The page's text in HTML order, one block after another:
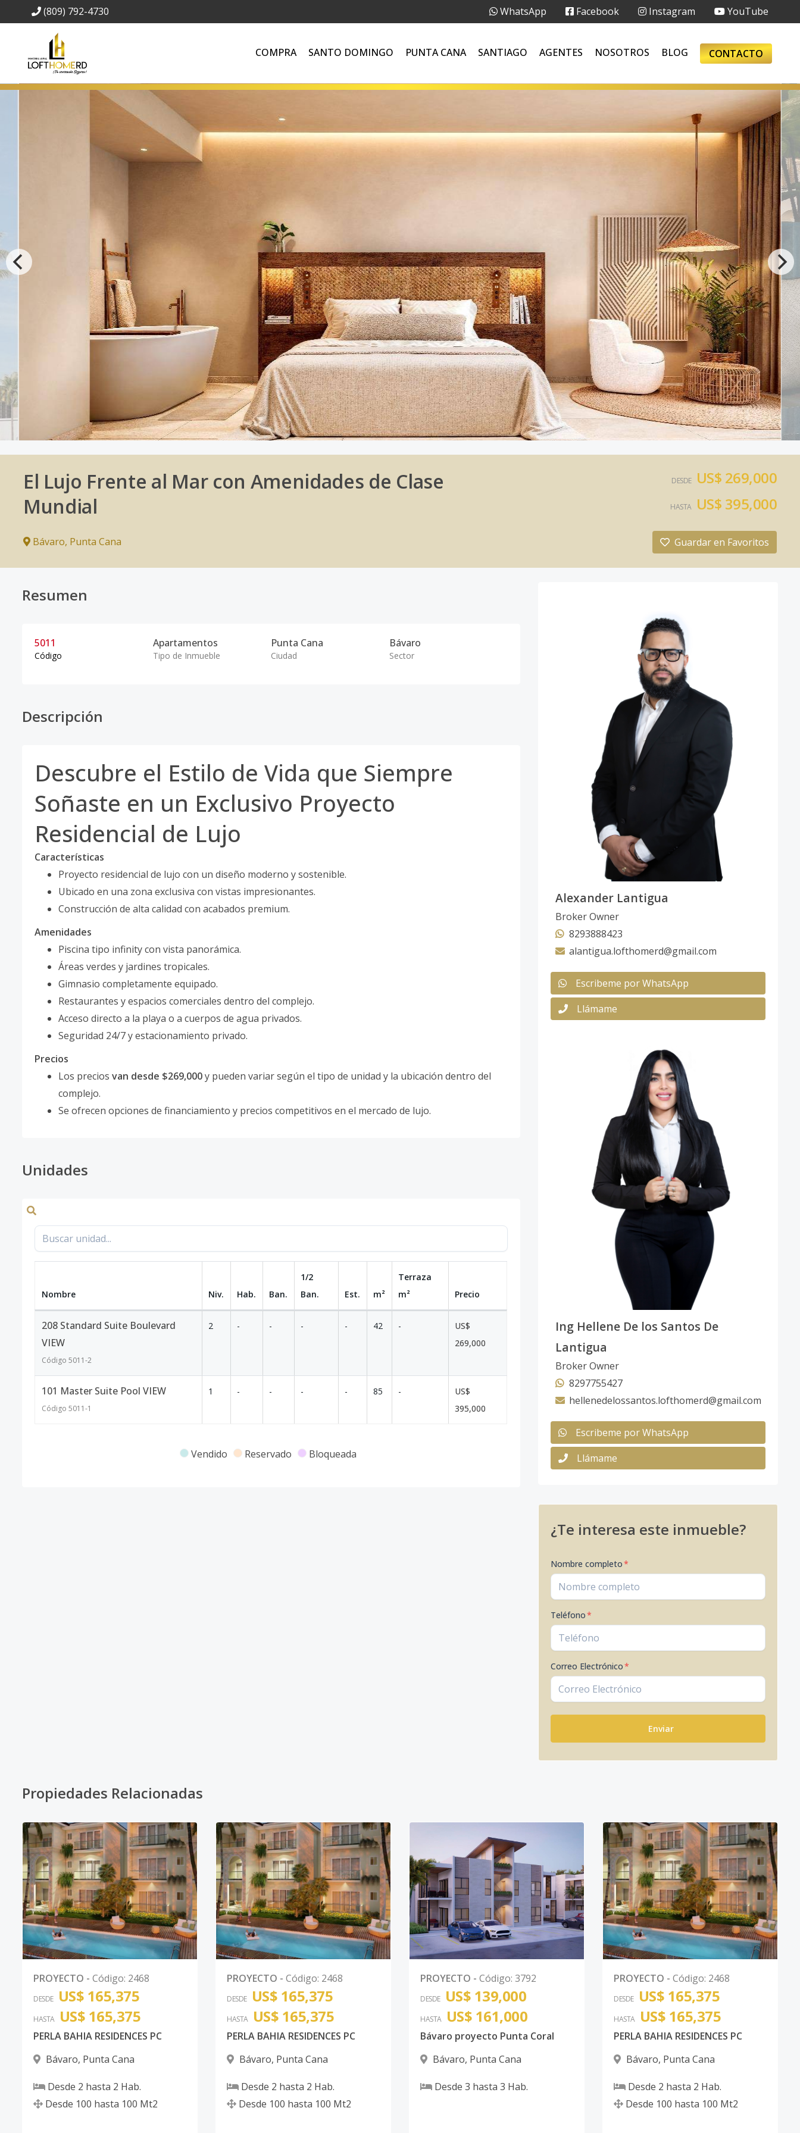
(809) 792-4730 WhatsApp Facebook Instagram YouTube
COMPRA SANTO DOMINGO PUNTA CANA SANTIAGO AGENTES NOSOTROS BLOG CONTACTO
El Lujo Frente al Mar con Amenidades de Clase
Mundial
Bávaro, Punta Cana
DESDE US$ 269,000
HASTA US$ 395,000
Guardar en Favoritos
Resumen
5011
Código
Apartamentos
Tipo de Inmueble
Punta Cana
Ciudad
Bávaro
Sector
Descripción
Descubre el Estilo de Vida que Siempre
Soñaste en un Exclusivo Proyecto
Residencial de Lujo
Características
Proyecto residencial de lujo con un diseño moderno y sostenible.
Ubicado en una zona exclusiva con vistas impresionantes.
Construcción de alta calidad con acabados premium.
Amenidades
Piscina tipo infinity con vista panorámica.
Áreas verdes y jardines tropicales.
Gimnasio completamente equipado.
Restaurantes y espacios comerciales dentro del complejo.
Acceso directo a la playa o a cuerpos de agua privados.
Seguridad 24/7 y estacionamiento privado.
Precios
Los precios van desde $269,000y pueden variar según el tipo de unidad y la ubicación dentro del
complejo.
Se ofrecen opciones de financiamiento y precios competitivos en el mercado de lujo.
Unidades
Nombre Niv. Hab. Ban.
1/2
Ban.
Est. m²
Terraza
m²
Precio
208 Standard Suite Boulevard
VIEW
Código 5011-2
2 - - - - 42 -
US$
269,000
101 Master Suite Pool VIEW
Código 5011-1
1 - - - - 85 -
US$
395,000
Vendido Reservado Bloqueada
Alexander Lantigua
Broker Owner
8293888423
alantigua.lofthomerd@gmail.com
Escribeme por WhatsApp
Llámame
Ing Hellene De los Santos De
Lantigua
Broker Owner
8297755427
hellenedelossantos.lofthomerd@gmail.com
Escribeme por WhatsApp
Llámame
¿Te interesa este inmueble?
Nombre completo*
Teléfono*
Correo Electrónico*
Enviar
Propiedades Relacionadas
PROYECTO - Código: 2468
DESDE US$ 165,375
HASTA US$ 165,375
PERLA BAHIA RESIDENCES PC
Bávaro, Punta Cana
Desde 2 hasta 2 Hab.
Desde 100 hasta 100 Mt2
PROYECTO - Código: 2468
DESDE US$ 165,375
HASTA US$ 165,375
PERLA BAHIA RESIDENCES PC
Bávaro, Punta Cana
Desde 2 hasta 2 Hab.
Desde 100 hasta 100 Mt2
PROYECTO - Código: 3792
DESDE US$ 139,000
HASTA US$ 161,000
Bávaro proyecto Punta Coral
Bávaro, Punta Cana
Desde 3 hasta 3 Hab.
PROYECTO - Código: 2468
DESDE US$ 165,375
HASTA US$ 165,375
PERLA BAHIA RESIDENCES PC
Bávaro, Punta Cana
Desde 2 hasta 2 Hab.
Desde 100 hasta 100 Mt2